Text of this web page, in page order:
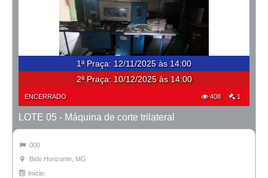
1ª Praça: 12/11/2025 às 14:00
2ª Praça: 10/12/2025 às 14:00
ENCERRADO 408 1
LOTE 05 - Máquina de corte trilateral
000
Belo Horizonte, MG
Início: